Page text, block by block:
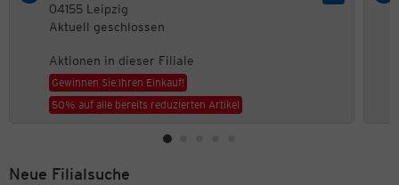
04155 Leipzig
Aktuell geschlossen
Aktionen in dieser Filiale
Gewinnen Sie Ihren Einkauf!
50% auf alle bereits reduzierten Artikel
Neue Filialsuche